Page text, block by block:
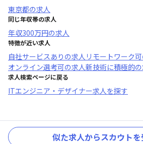
東京都の求人
同じ年収帯の求人
年収300万円の求人
特徴が近い求人
自社サービスあり の求人 リモートワーク可
オンライン選考可の求人新技術に積極的
求人検索ページに戻る
ITエンジニア・デザイナー求人を探す
似た求人からスカウトを